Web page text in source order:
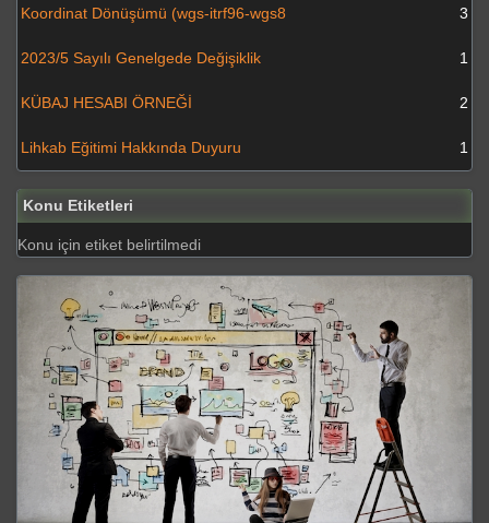
Koordinat Dönüşümü (wgs-itrf96-wgs8 3
2023/5 Sayılı Genelgede Değişiklik 1
KÜBAJ HESABI ÖRNEĞİ 2
Lihkab Eğitimi Hakkında Duyuru 1
Konu Etiketleri
Konu için etiket belirtilmedi